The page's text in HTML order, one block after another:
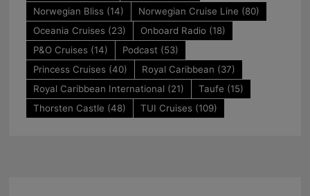
Norwegian Bliss (14) Norwegian Cruise Line (80)
Oceania Cruises (23) Onboard Radio(18)
P&O Cruises (14) Podcast (53)
Princess Cruises (40) Royal Caribbean (37)
Royal Caribbean International (21) Taufe (15)
Thorsten Castle (48) TUI Cruises (109)